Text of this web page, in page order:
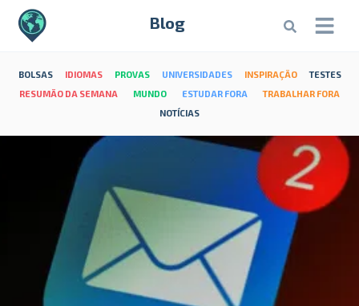
Blog
BOLSAS IDIOMAS PROVAS UNIVERSIDADES INSPIRAÇÃO
TESTES
RESUMÃO DA SEMANA
MUNDO ESTUDAR FORA
TRABALHAR FORA
NOTÍCIAS